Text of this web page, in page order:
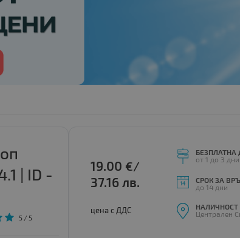
| ID -
5 / 5
19.00 €/
37.16 лв.
цена с ДДС
БЕЗПЛАТНА
от 1 до 3
СРОК ЗА
до 14 дни
НАЛИЧНОСТ
Централен